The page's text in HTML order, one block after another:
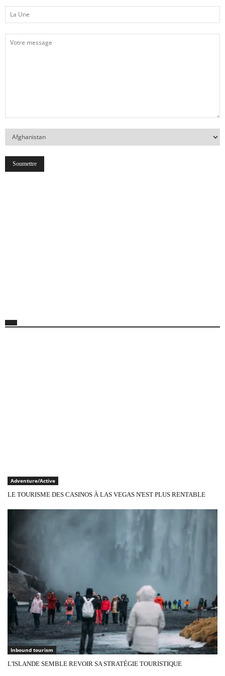
La
Une
Votre
message
Votre
Pays
Adventure/Active
LE TOURISME DES CASINOS À LAS VEGAS N'EST PLUS RENTABLE
Inbound tourism
L'ISLANDE SEMBLE REVOIR SA STRATÉGIE TOURISTIQUE